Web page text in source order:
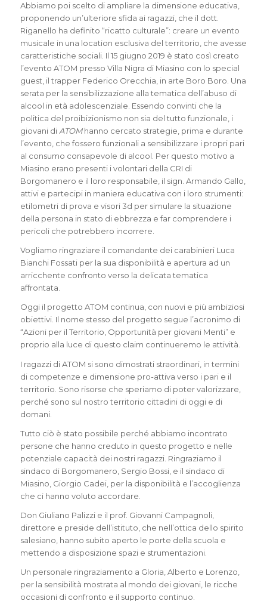
Abbiamo poi scelto di ampliare la dimensione educativa,
proponendo un’ulteriore sfida ai ragazzi, che il dott.
Riganello ha definito “ricatto culturale”: creare un evento
musicale in una location esclusiva del territorio, che avesse
caratteristiche sociali. Il 15 giugno 2019 è stato così creato
l’evento ATOM presso Villa Nigra di Miasino con lo special
guest, il trapper Federico Orecchia, in arte Boro Boro. Una
serata per la sensibilizzazione alla tematica dell’abuso di
alcool in età adolescenziale. Essendo convinti che la
politica del proibizionismo non sia del tutto funzionale, i
giovani diATOMhanno cercato strategie, prima e durante
l’evento, che fossero funzionali a sensibilizzare i propri pari
al consumo consapevole di alcool. Per questo motivo a
Miasino erano presenti i volontari della CRI di
Borgomanero e il loro responsabile, il sign. Armando Gallo,
attivi e partecipi in maniera educativa con i loro strumenti:
etilometri di prova e visori 3d per simulare la situazione
della persona in stato di ebbrezza e far comprendere i
pericoli che potrebbero incorrere.
Vogliamo ringraziare il comandante dei carabinieri Luca
Bianchi Fossati per la sua disponibilità e apertura ad un
arricchente confronto verso la delicata tematica
affrontata.
Oggi il progetto ATOM continua, con nuovi e più ambiziosi
obiettivi. Il nome stesso del progetto segue l’acronimo di
“Azioni per il Territorio, Opportunità per giovani Menti” e
proprio alla luce di questo claim continueremo le attività.
I ragazzi di ATOM si sono dimostrati straordinari, in termini
di competenze e dimensione pro-attiva verso i pari e il
territorio. Sono risorse che speriamo di poter valorizzare,
perché sono sul nostro territorio cittadini di oggi e di
domani.
Tutto ciò è stato possibile perché abbiamo incontrato
persone che hanno creduto in questo progetto e nelle
potenziale capacità dei nostri ragazzi. Ringraziamo il
sindaco di Borgomanero, Sergio Bossi, e il sindaco di
Miasino, Giorgio Cadei, per la disponibilità e l’accoglienza
che ci hanno voluto accordare.
Don Giuliano Palizzi e il prof. Giovanni Campagnoli,
direttore e preside dell’istituto, che nell’ottica dello spirito
salesiano, hanno subito aperto le porte della scuola e
mettendo a disposizione spazi e strumentazioni.
Un personale ringraziamento a Gloria, Alberto e Lorenzo,
per la sensibilità mostrata al mondo dei giovani, le ricche
occasioni di confronto e il supporto continuo.